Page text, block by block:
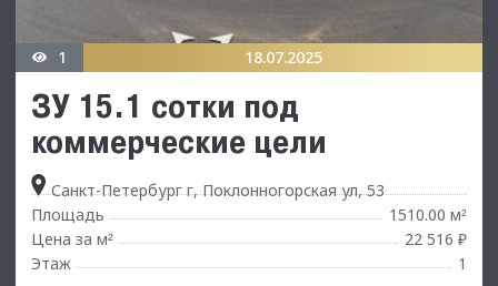
1 18.07.2025
ЗУ 15.1 сотки под
коммерческие цели
Санкт-Петербург г, Поклонногорская ул, 53
Площадь
1510.00 м²
Цена за м²
22 516 ₽
Этаж
1